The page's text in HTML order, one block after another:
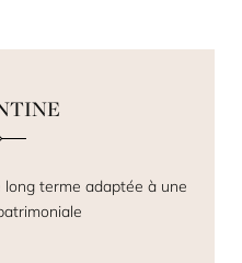
long terme adaptée à une